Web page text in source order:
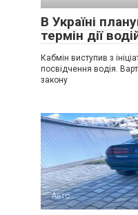
В Україні
термін дії
Кабмін виступив з
посвідчення водія.
закону
Авто